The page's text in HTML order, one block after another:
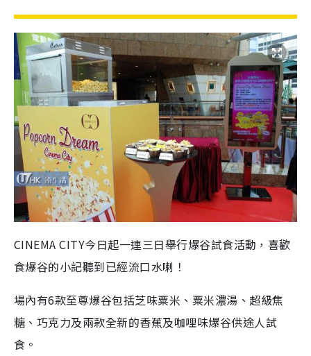
CINEMA CITY今日起一連三日舉行爆谷試食活動，喜歡
食爆谷的小記聽到已經流口水喇！
場內有6款至尊爆谷包括芝味粟米、粟米濃湯、超級焦
糖、巧克力及兩款全新的香蕉及咖哩味爆谷供途人試
食。